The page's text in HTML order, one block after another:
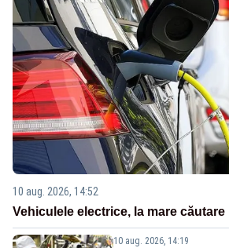
10 aug. 2026, 14:52
Vehiculele electrice, la mare
10 aug. 2026, 14:19